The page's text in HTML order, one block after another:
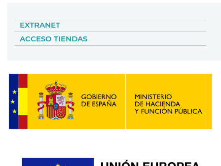
EXTRANET
ACCESO TIENDAS